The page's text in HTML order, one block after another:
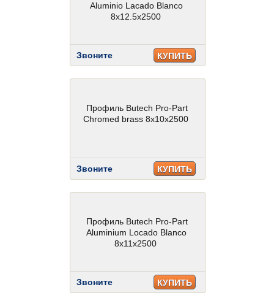
Aluminio Lacado Blanco
8x12.5x2500
Звоните КУПИТЬ
Профиль Butech Pro-Part
Chromed brass 8x10x2500
Звоните КУПИТЬ
Профиль Butech Pro-Part
Aluminium Locado Blanco
8x11x2500
Звоните КУПИТЬ